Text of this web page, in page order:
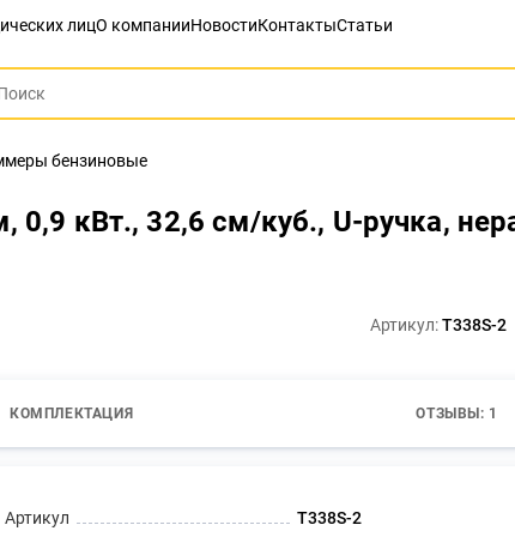
лицО компанииНовостиКонтактыСтатьи
бензиновые
кВт., 32,6 см/куб., U-ручка,
Артикул T338S-2
Артикул:T338S-2
КОМПЛЕКТАЦИЯ ОТЗЫВЫ: 1